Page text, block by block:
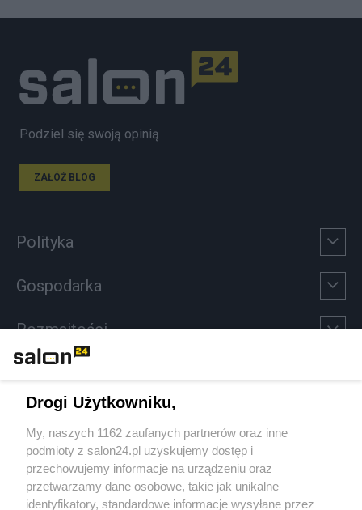
Podziel się swoją opinią
ZAŁÓŻ BLOG
Polityka
Gospodarka
Rozmaitości
Sport
Społeczeństwo
Kultura
Drogi Użytkowniku,
My, naszych 1162 zaufanych partnerów oraz inne
podmioty z salon24.pl uzyskujemy dostęp i
przechowujemy informacje na urządzeniu oraz
przetwarzamy dane osobowe, takie jak unikalne
identyfikatory, standardowe informacje wysyłane przez